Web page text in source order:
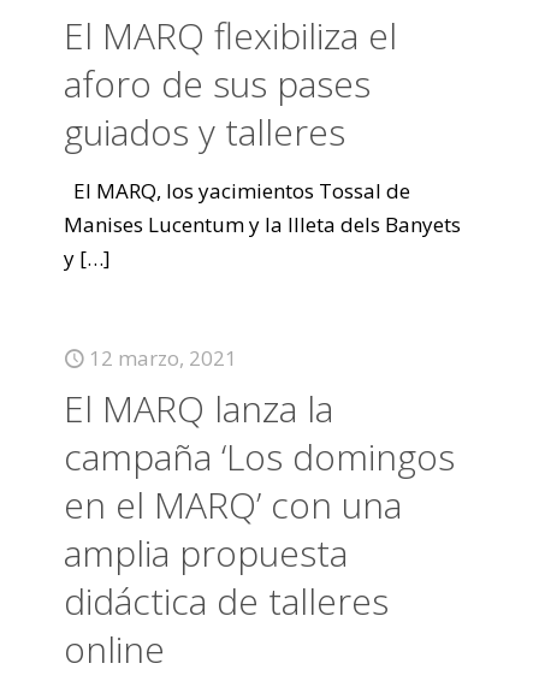
El MARQ flexibiliza el
aforo de sus pases
guiados y talleres
El MARQ, los yacimientos Tossal de
Manises Lucentum y la Illeta dels Banyets
y […]
12 marzo, 2021
El MARQ lanza la
campaña ‘Los domingos
en el MARQ’ con una
amplia propuesta
didáctica de talleres
online